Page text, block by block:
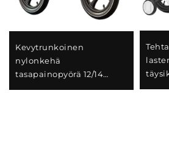
Kevytrunkoinen
nylonkehä
tasapainopyörä 12/14